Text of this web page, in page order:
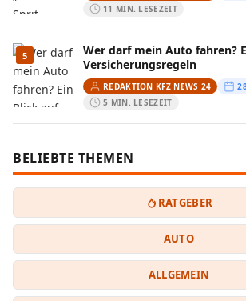
11 MIN. LESEZEIT
5
Wer darf mein Auto fahren?
Versicherungsregeln
REDAKTION KFZ NEWS 24
5 MIN. LESEZEIT
BELIEBTE THEMEN
RATGEBER
AUTO
ALLGEMEIN